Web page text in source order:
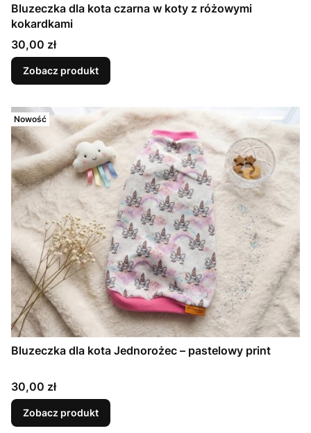
Bluzeczka dla kota czarna w koty z różowymi
kokardkami
Cena
30,00 zł
Zobacz produkt
Nowość
Bluzeczka dla kota Jednorożec – pastelowy print
Cena
30,00 zł
Zobacz produkt